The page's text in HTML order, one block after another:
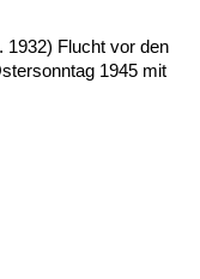
1932) Flucht vor den
1945 mit